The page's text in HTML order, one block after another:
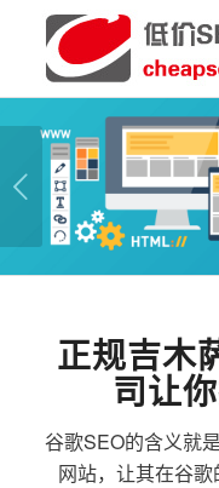
正规吉木
司让
谷歌SEO的含义就
网站，让其在谷